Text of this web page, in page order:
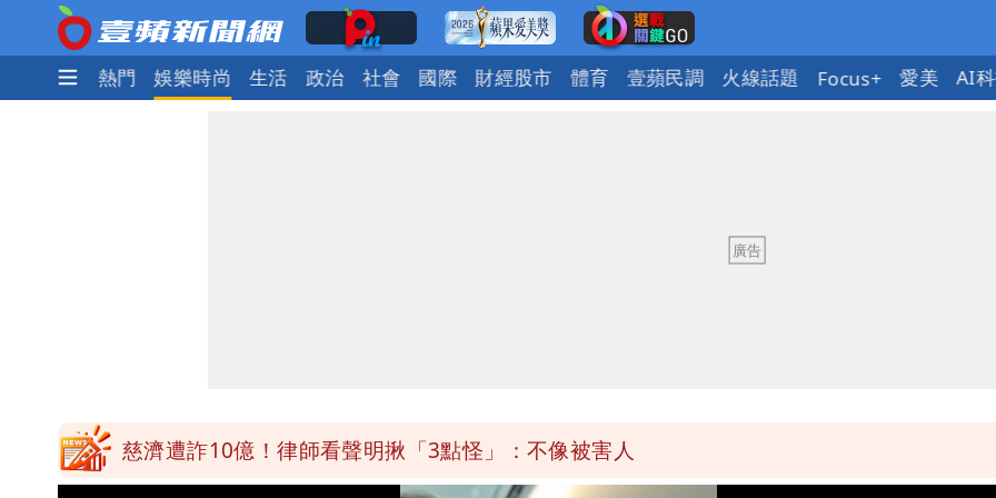
焦點 熱門 娛樂時尚 生活 政治 社會 國際 財經股市 體育 壹蘋民調 火線話題 Focus+ 愛美 AI
慈濟遭詐10億！律師看聲明揪「3點怪」：不像被害人